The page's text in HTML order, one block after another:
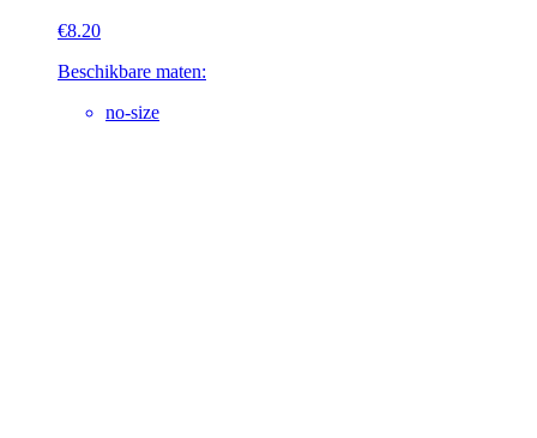
€8.20
Beschikbare maten:
no-size